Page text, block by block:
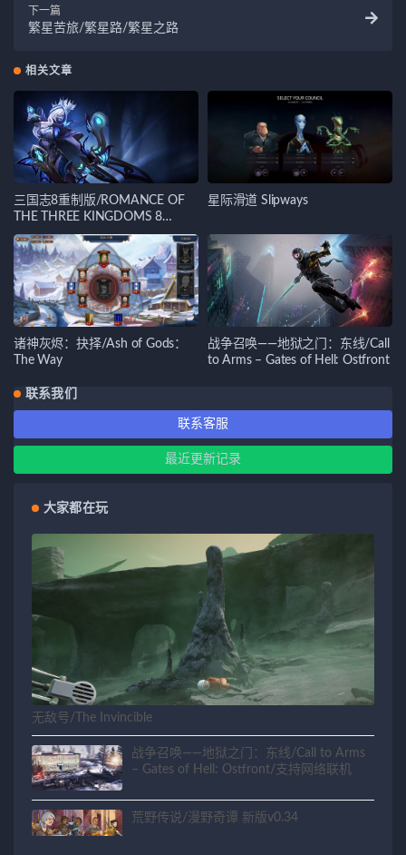
下一篇
繁星苦旅/繁星路/繁星之路
相关文章
三国志8重制版/ROMANCE OF
THE THREE KINGDOMS 8
REMAKE
星际滑道 Slipways
诸神灰烬：抉择/Ash of Gods：
The Way
战争召唤——地狱之门：东线/Call
to Arms – Gates of Hell: Ostfront
联系我们
联系客服
最近更新记录
大家都在玩
无敌号/The Invincible
战争召唤——地狱之门：东线/Call to Arms
– Gates of Hell: Ostfront/支持网络联机
荒野传说/漫野奇谭 新版v0.34